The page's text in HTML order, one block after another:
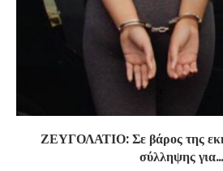
ΖΕΥΓΟΛΑΤΙΟ: Σε βάρος της
σύλληψης για...